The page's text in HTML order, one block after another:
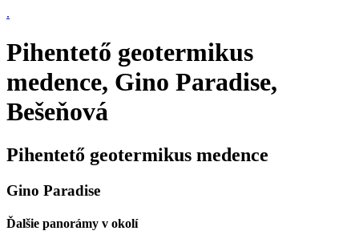
.
Pihentető geotermikus
medence, Gino Paradise,
Bešeňová
Pihentető geotermikus medence
Gino Paradise
Ďalšie panorámy v okolí